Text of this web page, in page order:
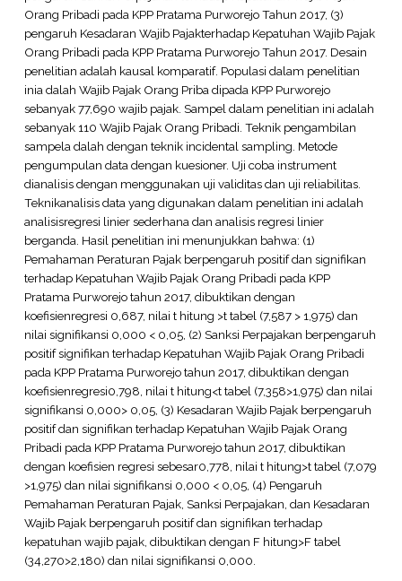
Orang Pribadi pada KPP Pratama Purworejo Tahun 2017, (3)
pengaruh Kesadaran Wajib Pajakterhadap Kepatuhan Wajib Pajak
Orang Pribadi pada KPP Pratama Purworejo Tahun 2017. Desain
penelitian adalah kausal komparatif. Populasi dalam penelitian
inia dalah Wajib Pajak Orang Priba dipada KPP Purworejo
sebanyak 77,690 wajib pajak. Sampel dalam penelitian ini adalah
sebanyak 110 Wajib Pajak Orang Pribadi. Teknik pengambilan
sampela dalah dengan teknik incidental sampling. Metode
pengumpulan data dengan kuesioner. Uji coba instrument
dianalisis dengan menggunakan uji validitas dan uji reliabilitas.
Teknikanalisis data yang digunakan dalam penelitian ini adalah
analisisregresi linier sederhana dan analisis regresi linier
berganda. Hasil penelitian ini menunjukkan bahwa: (1)
Pemahaman Peraturan Pajak berpengaruh positif dan signifikan
terhadap Kepatuhan Wajib Pajak Orang Pribadi pada KPP
Pratama Purworejo tahun 2017, dibuktikan dengan
koefisienregresi 0,687, nilai t hitung >t tabel (7,587 > 1,975) dan
nilai signifikansi 0,000 < 0,05, (2) Sanksi Perpajakan berpengaruh
positif signifikan terhadap Kepatuhan Wajib Pajak Orang Pribadi
pada KPP Pratama Purworejo tahun 2017, dibuktikan dengan
koefisienregresi0,798, nilai t hitung<t tabel (7,358>1,975) dan nilai
signifikansi 0,000> 0,05, (3) Kesadaran Wajib Pajak berpengaruh
positif dan signifikan terhadap Kepatuhan Wajib Pajak Orang
Pribadi pada KPP Pratama Purworejo tahun 2017, dibuktikan
dengan koefisien regresi sebesar0,778, nilai t hitung>t tabel (7,079
>1,975) dan nilai signifikansi 0,000 < 0,05, (4) Pengaruh
Pemahaman Peraturan Pajak, Sanksi Perpajakan, dan Kesadaran
Wajib Pajak berpengaruh positif dan signifikan terhadap
kepatuhan wajib pajak, dibuktikan dengan F hitung>F tabel
(34,270>2,180) dan nilai signifikansi 0,000.